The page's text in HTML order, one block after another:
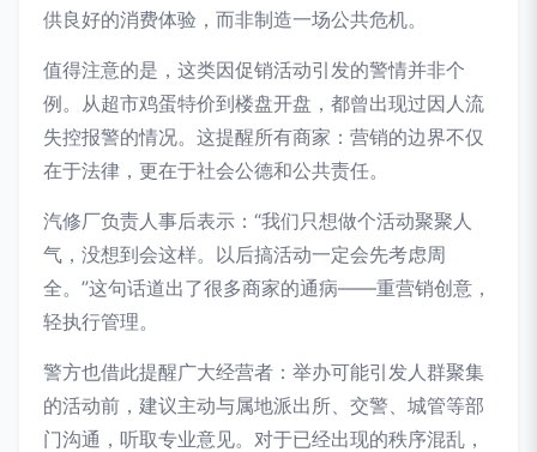
供良好的消费体验，而非制造一场公共危机。
值得注意的是，这类因促销活动引发的警情并非个
例。从超市鸡蛋特价到楼盘开盘，都曾出现过因人流
失控报警的情况。这提醒所有商家：营销的边界不仅
在于法律，更在于社会公德和公共责任。
汽修厂负责人事后表示：“我们只想做个活动聚聚人
气，没想到会这样。以后搞活动一定会先考虑周
全。”这句话道出了很多商家的通病——重营销创意，
轻执行管理。
警方也借此提醒广大经营者：举办可能引发人群聚集
的活动前，建议主动与属地派出所、交警、城管等部
门沟通，听取专业意见。对于已经出现的秩序混乱，